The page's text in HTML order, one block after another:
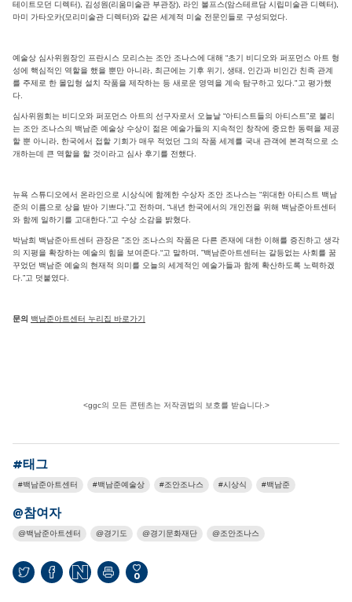
테이트모던 디렉터), 김성원(리움미술관 부관장), 라인 볼프스(암스테르담 시립미술관 디렉터),
마미 가타오카(모리미술관 디렉터)와 같은 세계적 미술 전문인들로 구성되었다.
예술상 심사위원장인 프란시스 모리스는 조안 조나스에 대해 “초기 비디오와 퍼포먼스 아트 형
성에 핵심적인 역할을 했을 뿐만 아니라, 최근에는 기후 위기, 생태, 인간과 비인간 친족 관계
를 주제로 한 몰입형 설치 작품을 제작하는 등 새로운 영역을 계속 탐구하고 있다."고 평가했
다.
심사위원회는 비디오와 퍼포먼스 아트의 선구자로서 오늘날 “아티스트들의 아티스트”로 불리
는 조안 조나스의 백남준 예술상 수상이 젊은 예술가들의 지속적인 창작에 중요한 동력을 제공
할 뿐 아니라, 한국에서 접할 기회가 매우 적었던 그의 작품 세계를 국내 관객에 본격적으로 소
개하는데 큰 역할을 할 것이라고 심사 후기를 전했다.
뉴욕 스튜디오에서 온라인으로 시상식에 함께한 수상자 조안 조나스는 “위대한 아티스트 백남
준의 이름으로 상을 받아 기쁘다.”고 전하며, “내년 한국에서의 개인전을 위해 백남준아트센터
와 함께 일하기를 고대한다.”고 수상 소감을 밝혔다.
박남희 백남준아트센터 관장은 ”조안 조나스의 작품은 다른 존재에 대한 이해를 증진하고 생각
의 지평을 확장하는 예술의 힘을 보여준다.“고 말하며, ”백남준아트센터는 갈등없는 사회를 꿈
꾸었던 백남준 예술의 현재적 의미를 오늘의 세계적인 예술가들과 함께 확산하도록 노력하겠
다.”고 덧붙였다.
문의 백남준아트센터 누리집 바로가기
<ggc의 모든 콘텐츠는 저작권법의 보호를 받습니다.>
#태그
백남준아트센터 백남준예술상 조안조나스 시상식 백남준
@참여자
백남준아트센터 경기도 경기문화재단 조안조나스
0